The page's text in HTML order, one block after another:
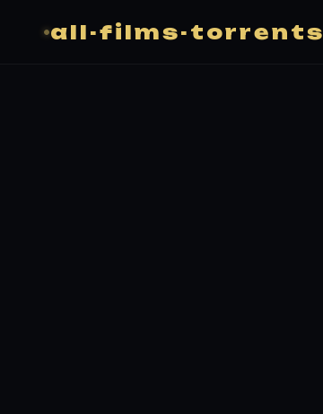
all-films-torrents